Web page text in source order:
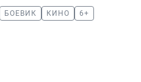
БОЕВИК КИНО 6+